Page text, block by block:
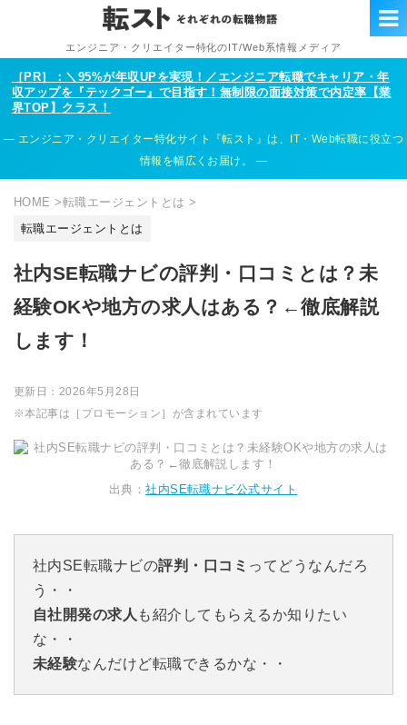
エンジニア・クリエイター特化のIT/Web系情報メディア
［PR］：＼95%が年収UPを実現！／エンジニア転職でキャリア・年
収アップを『テックゴー』で目指す！無制限の面接対策で内定率【業
界TOP】クラス！
エンジニア・クリエイター特化サイト『転スト』は、IT・Web転職に役立つ
情報を幅広くお届け。
HOME >転職エージェントとは >
転職エージェントとは
社内SE転職ナビの評判・口コミとは？未
経験OKや地方の求人はある？←徹底解説
します！
更新日： 2026年5月28日
※本記事は［プロモーション］が含まれています
出典：社内SE転職ナビ公式サイト
社内SE転職ナビの評判・口コミ ってどうなんだろ
う・・
自社開発の求人 も紹介してもらえるか知りたい
な・・
未経験なんだけど転職できるかな・・